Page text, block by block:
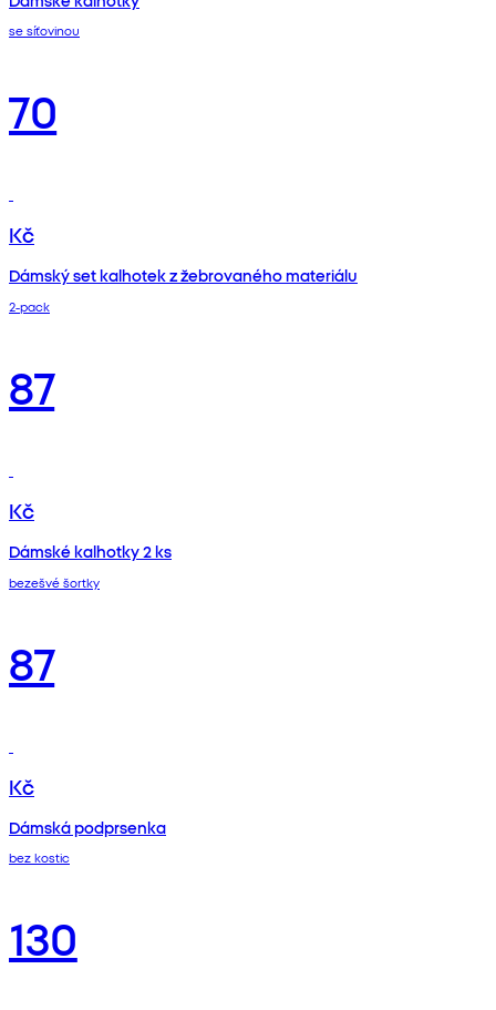
se síťovinou
70
Kč
Dámský set kalhotek z žebrovaného materiálu
2‑pack
87
Kč
Dámské kalhotky 2 ks
bezešvé šortky
87
Kč
Dámská podprsenka
bez kostic
130